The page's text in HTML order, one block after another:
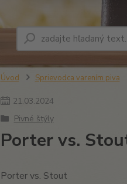
Úvod Sprievodca varením piva
21.03.2024
Pivné štýly
Porter vs.
Porter vs. Stout